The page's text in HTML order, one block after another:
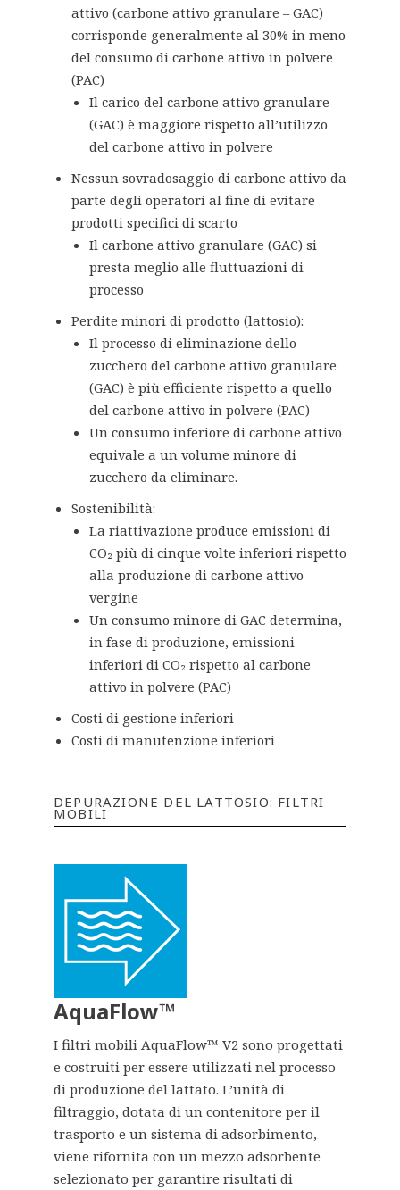
attivo (carbone attivo granulare – GAC)
corrisponde generalmente al 30% in meno
del consumo di carbone attivo in polvere
(PAC)
Il carico del carbone attivo granulare
(GAC) è maggiore rispetto all’utilizzo
del carbone attivo in polvere
Nessun sovradosaggio di carbone attivo da
parte degli operatori al fine di evitare
prodotti specifici di scarto
Il carbone attivo granulare (GAC) si
presta meglio alle fluttuazioni di
processo
Perdite minori di prodotto (lattosio):
Il processo di eliminazione dello
zucchero del carbone attivo granulare
(GAC) è più efficiente rispetto a quello
del carbone attivo in polvere (PAC)
Un consumo inferiore di carbone attivo
equivale a un volume minore di
zucchero da eliminare.
Sostenibilità:
La riattivazione produce emissioni di
CO₂ più di cinque volte inferiori rispetto
alla produzione di carbone attivo
vergine
Un consumo minore di GAC determina,
in fase di produzione, emissioni
inferiori di CO₂ rispetto al carbone
attivo in polvere (PAC)
Costi di gestione inferiori
Costi di manutenzione inferiori
DEPURAZIONE DEL LATTOSIO: FILTRI
MOBILI
AquaFlow™
I filtri mobili AquaFlow™ V2 sono progettati
e costruiti per essere utilizzati nel processo
di produzione del lattato. L’unità di
filtraggio, dotata di un contenitore per il
trasporto e un sistema di adsorbimento,
viene rifornita con un mezzo adsorbente
selezionato per garantire risultati di